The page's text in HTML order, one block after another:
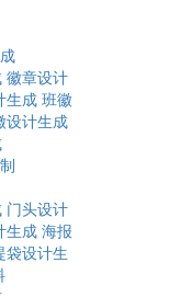
徽章设计
生成 班徽
设计生成
门头设计
生成 海报
袋设计生